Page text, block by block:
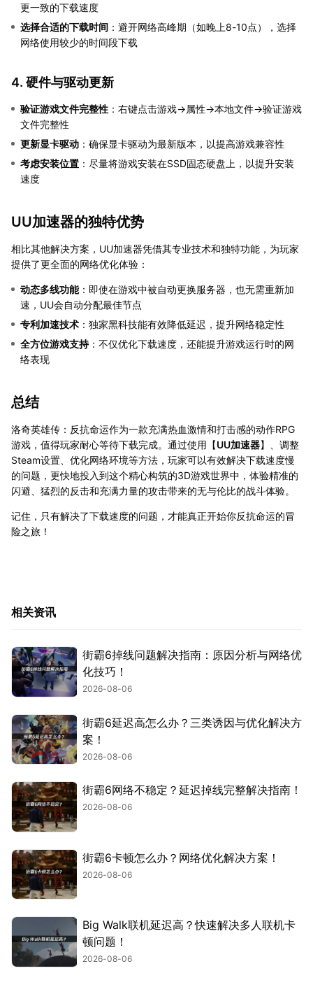
更一致的下载速度
选择合适的下载时间 ：避开网络高峰期（如晚上8-10点），选择
网络使用较少的时间段下载
4. 硬件与驱动更新
验证游戏文件完整性 ：右键点击游戏→属性→本地文件→验证游戏
文件完整性
更新显卡驱动 ：确保显卡驱动为最新版本，以提高游戏兼容性
考虑安装位置 ：尽量将游戏安装在SSD固态硬盘上，以提升安装
速度
UU加速器的独特优势
相比其他解决方案，UU加速器凭借其专业技术和独特功能，为玩家
提供了更全面的网络优化体验：
动态多线功能：即使在游戏中被自动更换服务器，也无需重新加
速，UU会自动分配最佳节点
专利加速技术 ：独家黑科技能有效降低延迟，提升网络稳定性
全方位游戏支持：不仅优化下载速度，还能提升游戏运行时的网
络表现
总结
洛奇英雄传：反抗命运作为一款充满热血激情和打击感的动作RPG
游戏，值得玩家耐心等待下载完成。通过使用【UU加速器】、调整
Steam设置、优化网络环境等方法，玩家可以有效解决下载速度慢
的问题，更快地投入到这个精心构筑的3D游戏世界中，体验精准的
闪避、猛烈的反击和充满力量的攻击带来的无与伦比的战斗体验。
记住，只有解决了下载速度的问题，才能真正开始你反抗命运的冒
险之旅！
相关资讯
街霸6掉线问题解决指南：原因分析与网络优
化技巧！
2026-08-06
街霸6延迟高怎么办？三类诱因与优化解决方
案！
2026-08-06
街霸6网络不稳定？延迟掉线完整解决指南！
2026-08-06
街霸6卡顿怎么办？网络优化解决方案！
2026-08-06
Big Walk联机延迟高？快速解决多人联机卡
顿问题！
2026-08-06